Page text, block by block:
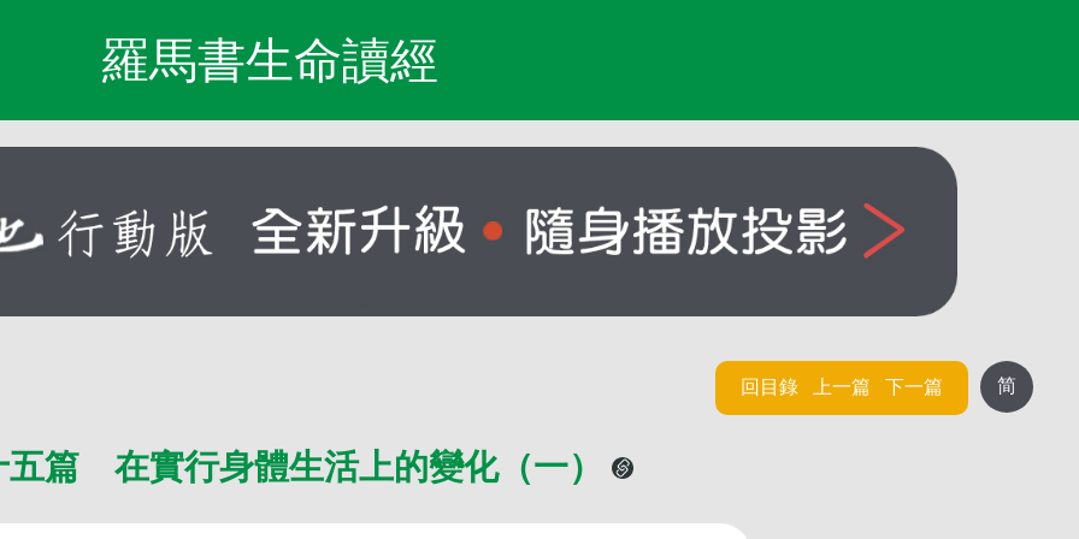
羅馬書生命讀經
简
回目錄 上一篇 下一篇
五篇 在實行身體生活上的變化（一）